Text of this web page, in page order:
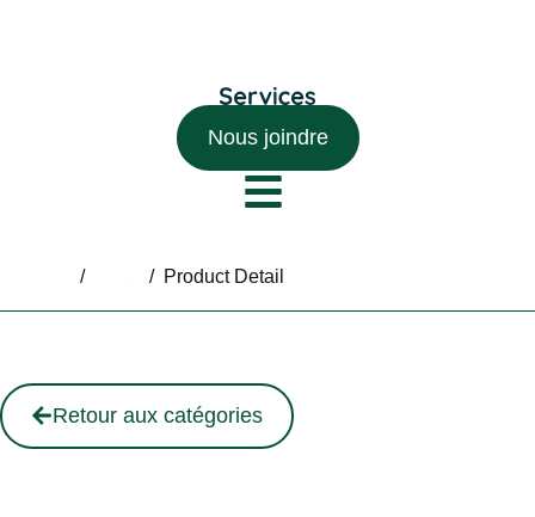
Nous joindre
/ / Product Detail
Retour aux catégories